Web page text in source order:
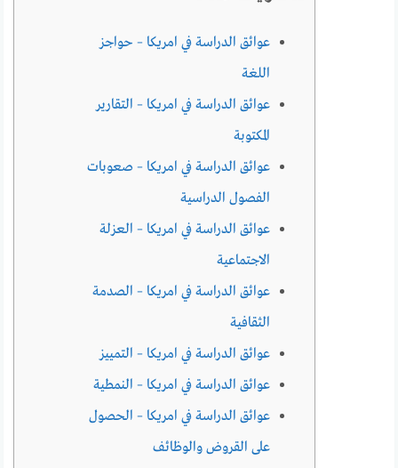
عوائق الدراسة في امريكا – حواجز
اللغة
عوائق الدراسة في امريكا – التقارير
المكتوبة
عوائق الدراسة في امريكا – صعوبات
الفصول الدراسية
عوائق الدراسة في امريكا – العزلة
الاجتماعية
عوائق الدراسة في امريكا – الصدمة
الثقافية
عوائق الدراسة في امريكا – التمييز
عوائق الدراسة في امريكا – النمطية
عوائق الدراسة في امريكا – الحصول
على القروض والوظائف